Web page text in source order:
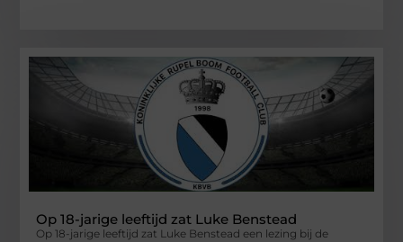
Op 18-jarige leeftijd zat Luke Benstead
Op 18-jarige leeftijd zat Luke Benstead een lezing bij de